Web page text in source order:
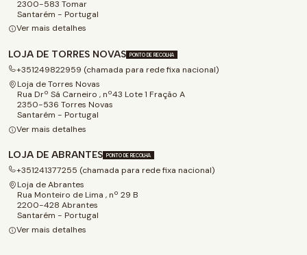
2300-583 Tomar
Santarém - Portugal
Ver mais detalhes
LOJA DE TORRES NOVAS PONTO DE RECOLHA
+351249822959 (chamada para rede fixa nacional)
Loja de Torres Novas
Rua Drº Sá Carneiro , nº43 Lote 1 Fração A
2350-536 Torres Novas
Santarém - Portugal
Ver mais detalhes
LOJA DE ABRANTES PONTO DE RECOLHA
+351241377255 (chamada para rede fixa nacional)
Loja de Abrantes
Rua Monteiro de Lima , nº 29 B
2200-428 Abrantes
Santarém - Portugal
Ver mais detalhes